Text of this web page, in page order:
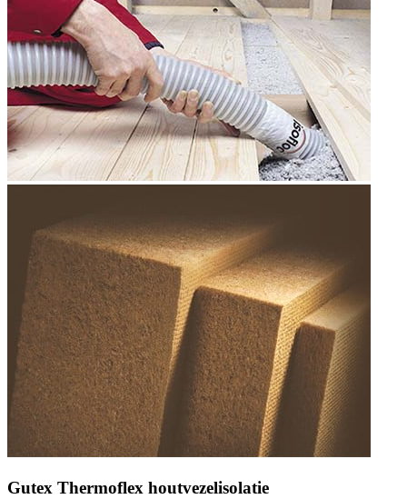
Gutex Thermoflex houtvezelisolatie